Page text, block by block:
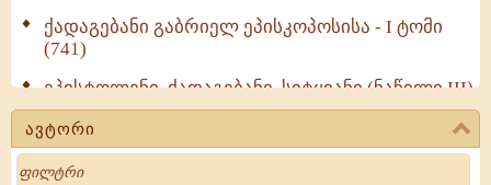
ქადაგებანი გაბრიელ ეპისკოპოსისა - I ტომი
(741)
ეპისტოლენი, ქადაგებანი, სიტყვანი (ნაწილი III)
(723)
მოძღვრის ძალზე სასარგებლო რჩევები
მრევლისათვის (545)
ავტორი
Search